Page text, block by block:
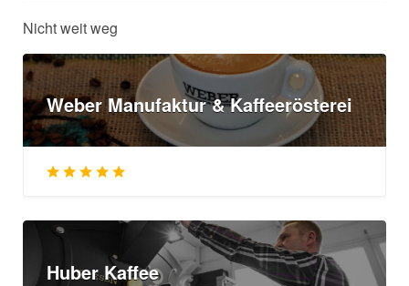
Nicht weit weg
Weber Manufaktur & Kaffeerösterei
Huber Kaffee